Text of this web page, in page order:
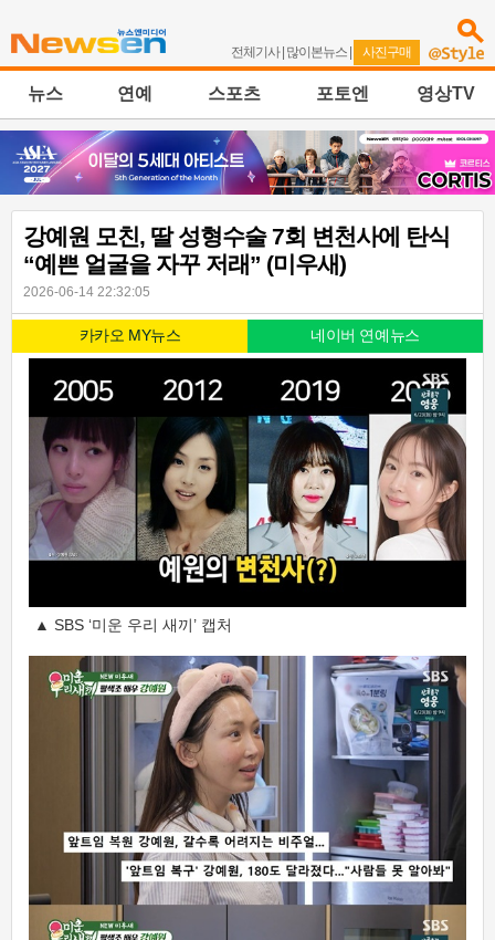
전체기사| 많이본뉴스 | 사진구매
뉴스 연예 스포츠 포토엔 영상TV
강예원 모친, 딸 성형수술 7회 변천사에 탄식
“예쁜 얼굴을 자꾸 저래” (미우새)
2026-06-14 22:32:05
카카오 MY뉴스 네이버 연예뉴스
▲ SBS ‘미운 우리 새끼’ 캡처